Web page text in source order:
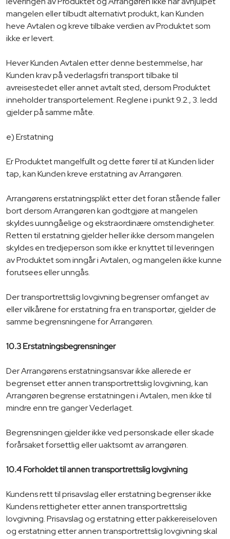
mangelen eller tilbudt alternativt produkt, kan Kunden
heve Avtalen og kreve tilbake verdien av Produktet som
ikke er levert.
Hever Kunden Avtalen etter denne bestemmelse, har
Kunden krav på vederlagsfri transport tilbake til
avreisestedet eller annet avtalt sted, dersom Produktet
inneholder transportelement. Reglene i punkt 9.2., 3. ledd
gjelder på samme måte.
e) Erstatning
Er Produktet mangelfullt og dette fører til at Kunden lider
tap, kan Kunden kreve erstatning av Arrangøren.
Arrangørens erstatningsplikt etter det foran stående faller
bort dersom Arrangøren kan godtgjøre at mangelen
skyldes uunngåelige og ekstraordinære omstendigheter.
Retten til erstatning gjelder heller ikke dersom mangelen
skyldes en tredjeperson som ikke er knyttet til leveringen
av Produktet som inngår i Avtalen, og mangelen ikke kunne
forutsees eller unngås.
Der transportrettslig lovgivning begrenser omfanget av
eller vilkårene for erstatning fra en transportør, gjelder de
samme begrensningene for Arrangøren.
10.3 Erstatningsbegrensninger
Der Arrangørens erstatningsansvar ikke allerede er
begrenset etter annen transportrettslig lovgivning, kan
Arrangøren begrense erstatningen i Avtalen, men ikke til
mindre enn tre ganger Vederlaget.
Begrensningen gjelder ikke ved personskade eller skade
forårsaket forsettlig eller uaktsomt av arrangøren.
10.4 Forholdet til annen transportrettslig lovgivning
Kundens rett til prisavslag eller erstatning begrenser ikke
Kundens rettigheter etter annen transportrettslig
lovgivning. Prisavslag og erstatning etter pakkereiseloven
og erstatning etter annen transportrettslig lovgivning skal